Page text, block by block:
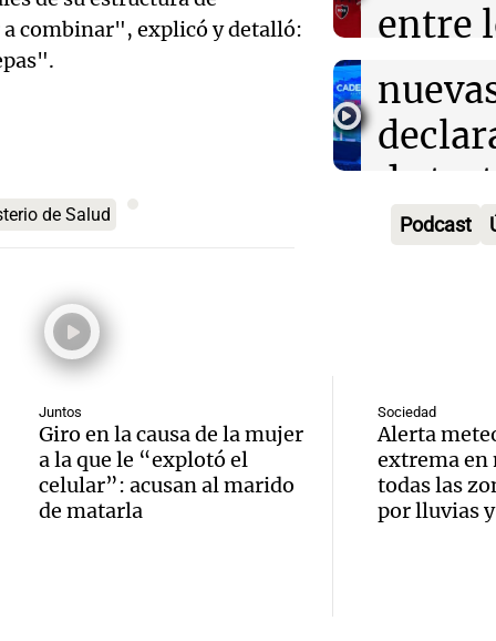
combinar", explicó y detalló:
de Salud
Ahora país
entre
ocho"
Deportes
Episodios
de
sobre
Audio.
viento
Episodios
Audio.
E-53:
esposo
como
Audio.
a
por
Podcast
Juntos
Giro en la causa de la mujer
a la que le “explotó el
celular”: acusan al marido
de matarla
Sociedad
Alerta
extrema en
todas las
por lluvias